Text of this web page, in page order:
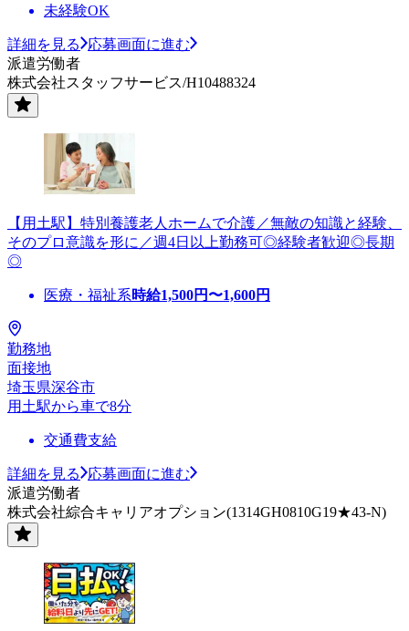
未経験OK
詳細を見る
応募画面に進む
派遣労働者
株式会社スタッフサービス/H10488324
【用土駅】特別養護老人ホームで介護／無敵の知識と経験、
そのプロ意識を形に／週4日以上勤務可◎経験者歓迎◎長期
◎
医療・福祉系時給1,500円〜1,600円
勤務地
面接地
埼玉県深谷市
用土駅から車で8分
交通費支給
詳細を見る
応募画面に進む
派遣労働者
株式会社綜合キャリアオプション(1314GH0810G19★43-N)